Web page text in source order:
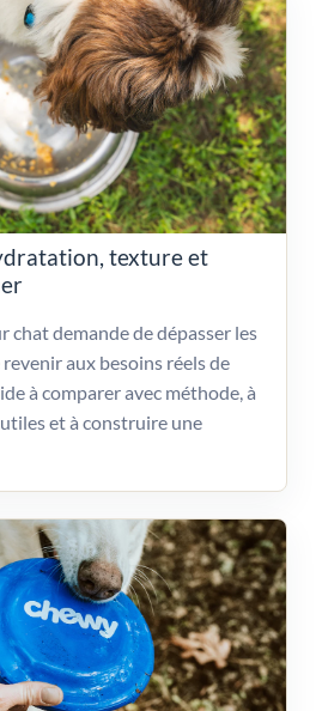
texture et
chat demande de dépasser les
aux besoins réels de
à comparer avec méthode, à
et à construire une